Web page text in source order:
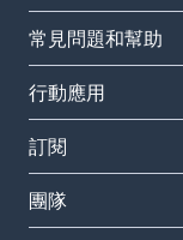
常見問題和幫助
行動應用
訂閱
團隊